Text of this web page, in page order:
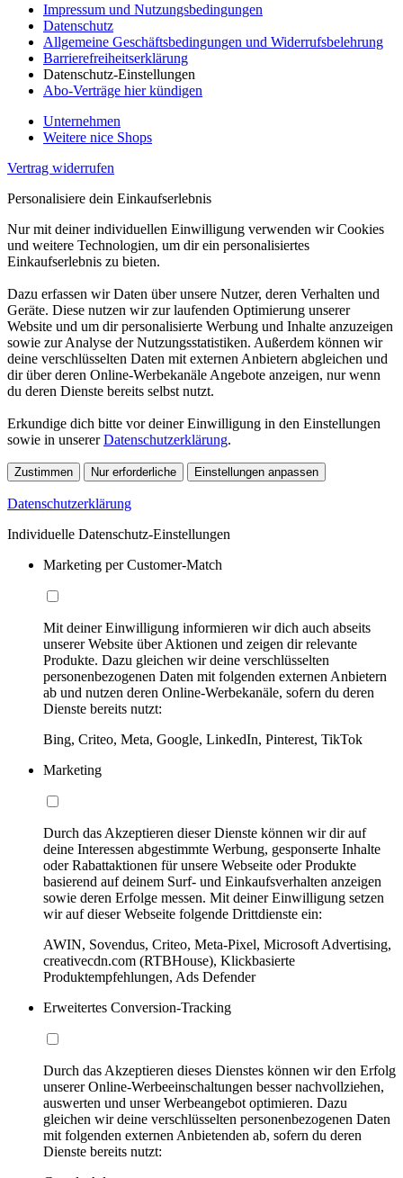
Impressum und Nutzungsbedingungen
Datenschutz
Allgemeine Geschäftsbedingungen und Widerrufsbelehrung
Barrierefreiheitserklärung
Datenschutz-Einstellungen
Abo-Verträge hier kündigen
Unternehmen
Weitere nice Shops
Vertrag widerrufen
Personalisiere dein Einkaufserlebnis
Nur mit deiner individuellen Einwilligung verwenden wir Cookies
und weitere Technologien, um dir ein personalisiertes
Einkaufserlebnis zu bieten.
Dazu erfassen wir Daten über unsere Nutzer, deren Verhalten und
Geräte. Diese nutzen wir zur laufenden Optimierung unserer
Website und um dir personalisierte Werbung und Inhalte anzuzeigen
sowie zur Analyse der Nutzungsstatistiken. Außerdem können wir
deine verschlüsselten Daten mit externen Anbietern abgleichen und
dir über deren Online-Werbekanäle Angebote anzeigen, nur wenn
du deren Dienste bereits selbst nutzt.
Erkundige dich bitte vor deiner Einwilligung in den Einstellungen
sowie in unsererDatenschutzerklärung.
Zustimmen Nur erforderliche Einstellungen anpassen
Datenschutzerklärung
Individuelle Datenschutz-Einstellungen
Marketing per Customer-Match
Mit deiner Einwilligung informieren wir dich auch abseits
unserer Website über Aktionen und zeigen dir relevante
Produkte. Dazu gleichen wir deine verschlüsselten
personenbezogenen Daten mit folgenden externen Anbietern
ab und nutzen deren Online-Werbekanäle, sofern du deren
Dienste bereits nutzt:
Bing, Criteo, Meta, Google, LinkedIn, Pinterest, TikTok
Marketing
Durch das Akzeptieren dieser Dienste können wir dir auf
deine Interessen abgestimmte Werbung, gesponserte Inhalte
oder Rabattaktionen für unsere Webseite oder Produkte
basierend auf deinem Surf- und Einkaufsverhalten anzeigen
sowie deren Erfolge messen. Mit deiner Einwilligung setzen
wir auf dieser Webseite folgende Drittdienste ein:
AWIN, Sovendus, Criteo, Meta-Pixel, Microsoft Advertising,
creativecdn.com (RTBHouse), Klickbasierte
Produktempfehlungen, Ads Defender
Erweitertes Conversion-Tracking
Durch das Akzeptieren dieses Dienstes können wir den Erfolg
unserer Online-Werbeeinschaltungen besser nachvollziehen,
auswerten und unser Werbeangebot optimieren. Dazu
gleichen wir deine verschlüsselten personenbezogenen Daten
mit folgenden externen Anbietenden ab, sofern du deren
Dienste bereits nutzt: